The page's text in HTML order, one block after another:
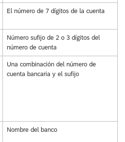
El número de 7 dígitos de la cuenta
Número sufijo de 2 o 3 dígitos del
número de cuenta
Una combinación del número de
cuenta bancaria y el sufijo
Nombre del banco